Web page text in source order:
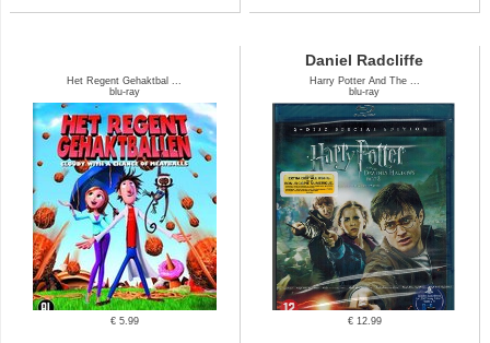
Het Regent Gehaktbal ...
blu-ray
€ 5.99
Daniel Radcliffe
Harry Potter And The ...
blu-ray
€ 12.99